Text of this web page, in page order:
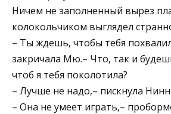
Ничем не заполненный вырез
колокольчиком выглядел
– Ты ждешь, чтобы тебя
закричала Мю.– Что, так и
чтоб я тебя поколотила?
– Лучше не надо,– пискнула
– Она не умеет играть,–